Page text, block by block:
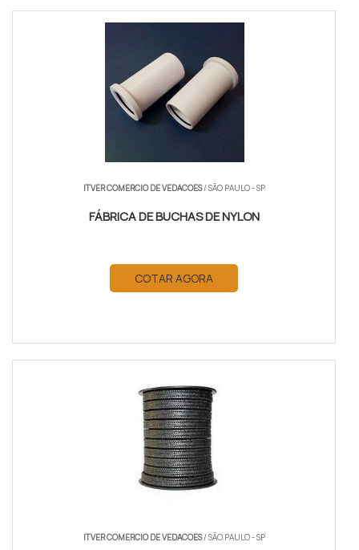
ITVER COMERCIO DE VEDACOES/ SÃO PAULO - SP
FÁBRICA DE BUCHAS DE NYLON
COTAR AGORA
ITVER COMERCIO DE VEDACOES/ SÃO PAULO - SP